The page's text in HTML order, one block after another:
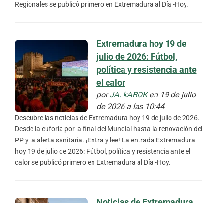
Regionales se publicó primero en Extremadura al Día -Hoy.
Extremadura hoy 19 de
julio de 2026: Fútbol,
política y resistencia ante
el calor
porJA. kAROKen 19 de julio
de 2026 a las 10:44
Descubre las noticias de Extremadura hoy 19 de julio de 2026.
Desde la euforia por la final del Mundial hasta la renovación del
PP y la alerta sanitaria. ¡Entra y lee! La entrada Extremadura
hoy 19 de julio de 2026: Fútbol, política y resistencia ante el
calor se publicó primero en Extremadura al Día -Hoy.